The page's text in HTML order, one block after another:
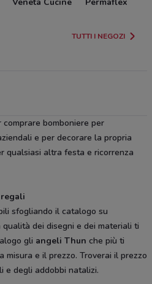
Veneta Cucine Permaflex
TUTTI I NEGOZI
bomboniere per
e per decorare la propria
qualsiasi altra festa e ricorrenza
sfogliando il catalogo su
dei disegni e dei materiali ti
gli angeli Thun che più ti
misura e il prezzo. Troverai il prezzo
e degli addobbi natalizi.